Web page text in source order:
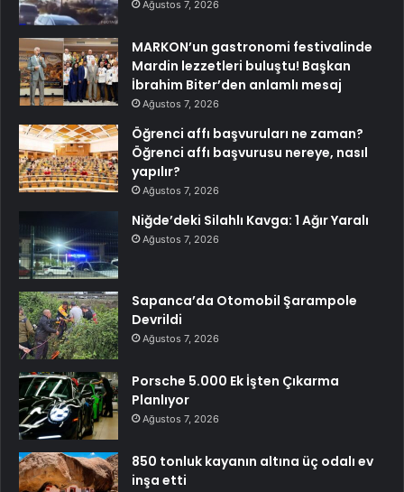
Ağustos 7, 2026
MARKON’un gastronomi festivalinde
Mardin lezzetleri buluştu! Başkan
İbrahim Biter’den anlamlı mesaj
Ağustos 7, 2026
Öğrenci affı başvuruları ne zaman?
Öğrenci affı başvurusu nereye, nasıl
yapılır?
Ağustos 7, 2026
Niğde’deki Silahlı Kavga: 1 Ağır Yaralı
Ağustos 7, 2026
Sapanca’da Otomobil Şarampole
Devrildi
Ağustos 7, 2026
Porsche 5.000 Ek İşten Çıkarma
Planlıyor
Ağustos 7, 2026
850 tonluk kayanın altına üç odalı ev
inşa etti